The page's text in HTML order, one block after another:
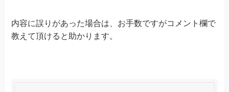
内容に誤りがあった場合は、お手数ですがコメント欄で
教えて頂けると助かります。